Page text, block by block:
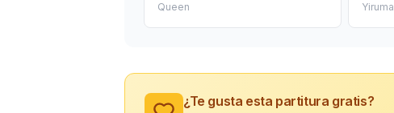
Queen Yiruma
¿Te gusta esta partitura gratis?